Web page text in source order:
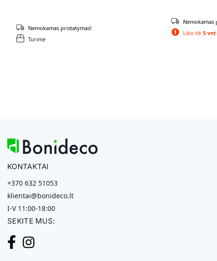
Turime
Nemokamas pristatymas!
Liko tik 5 vnt.
Nemokamas
KONTAKTAI
+370 632 51053
klientai@bonideco.lt
I-V 11:00-18:00
SEKITE MUS: